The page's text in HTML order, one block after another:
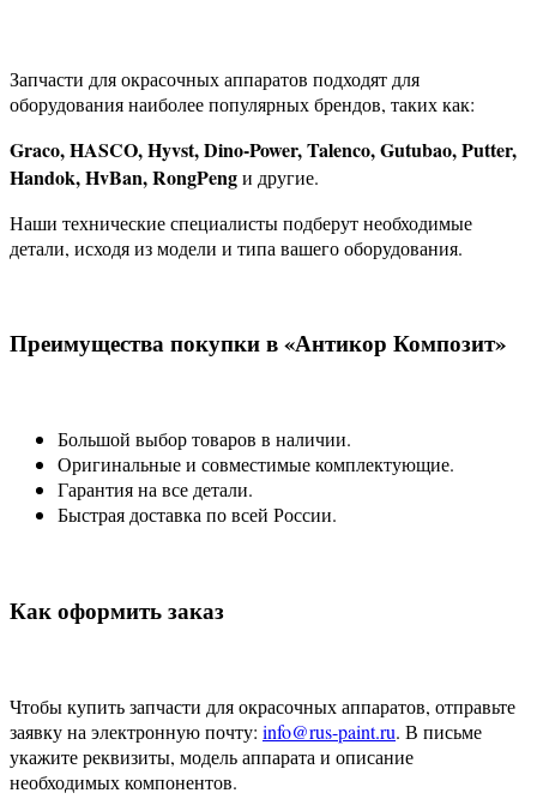
Запчасти для окрасочных аппаратов подходят для
оборудования наиболее популярных брендов, таких как:
Graco, HASCO, Hyvst, Dino-Power, Talenco, Gutubao, Putter,
Handok, HvBan, RongPengи другие.
Наши технические специалисты подберут необходимые
детали, исходя из модели и типа вашего оборудования.
Преимущества покупки в «Антикор Композит»
Большой выбор товаров в наличии.
Оригинальные и совместимые комплектующие.
Гарантия на все детали.
Быстрая доставка по всей России.
Как оформить заказ
Чтобы купить запчасти для окрасочных аппаратов, отправьте
заявку на электронную почту: info@rus-paint.ru. В письме
укажите реквизиты, модель аппарата и описание
необходимых компонентов.